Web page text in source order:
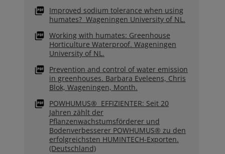
Improved sodium tolerance when using
humates? Wageningen University of NL.
Working with humates: Greenhouse
Horticulture Waterproof. Wageningen
University of NL.
Prevention and control of water emission
in greenhouses. Barbara Eveleens, Chris
Blok, Wageningen, Month.
POWHUMUS® EFFIZIENTER: Seit 20
Jahren zählt der
Pflanzenwachstumsförderer und
Bodenverbesserer POWHUMUS® zu den
erfolgreichsten HUMINTECH-Exporten.
(Deutschland)